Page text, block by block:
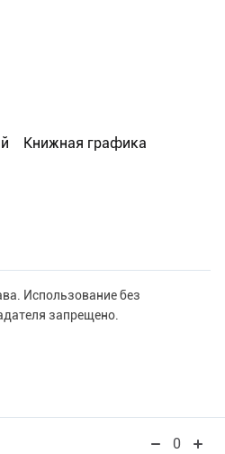
Книжная графика
Использование без
запрещено.
0